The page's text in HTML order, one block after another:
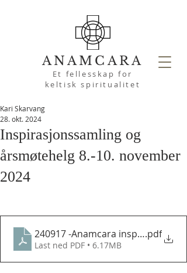
ANAMCARA
Et fellesskap for
keltisk spiritualitet
Inspirasjonssamling og
årsmøtehelg 8.-10. november
2024
Kari Skarvang
28. okt. 2024
240917 -Anamcara .pdf
Last ned PDF • 6.17MB